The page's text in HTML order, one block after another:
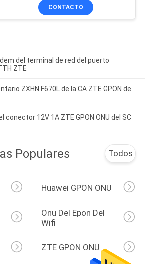
CONTACTO
del terminal de red del puerto
ZTE
ZXHN F670L de la CA ZTE GPON de
conector 12V 1A ZTE GPON ONU del SC
Populares Todos
Huawei GPON ONU
Onu Del Epon Del
Wifi
ZTE GPON ONU